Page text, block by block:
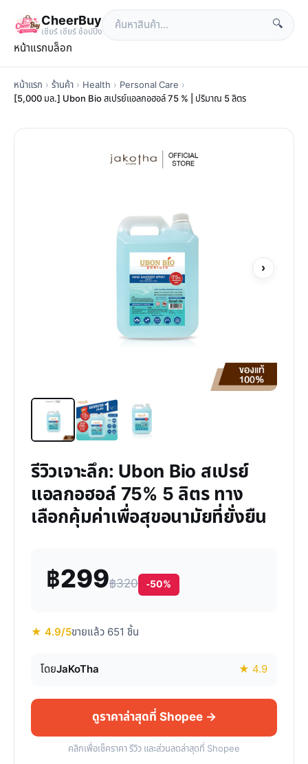
CheerBuy
เซียร์ เซียร์ ช้อปปิ้ง
🔍
หน้าแรกบล็อก
หน้าแรก › ร้านค้า › Health › Personal Care ›
[5,000 มล.] Ubon Bio สเปรย์แอลกอฮอล์ 75 % | ปริมาณ 5 ลิตร
›
รีวิวเจาะลึก: Ubon Bio สเปรย์
แอลกอฮอล์ 75% 5 ลิตร ทาง
เลือกคุ้มค่าเพื่อสุขอนามัยที่ยั่งยืน
฿299฿320 -50%
★ 4.9/5ขายแล้ว 651 ชิ้น
โดยJaKoTha ★ 4.9
ดูราคาล่าสุดที่ Shopee →
คลิกเพื่อเช็คราคา รีวิว และส่วนลดล่าสุดที่ Shopee